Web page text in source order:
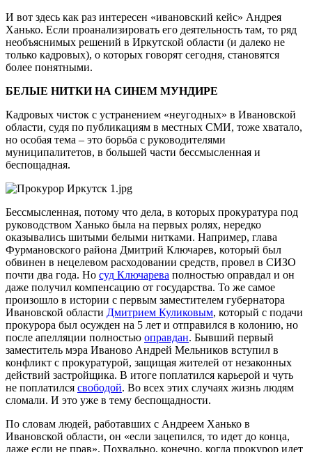
И вот здесь как раз интересен «ивановский кейс» Андрея
Ханько. Если проанализировать его деятельность там, то ряд
необъяснимых решений в Иркутской области (и далеко не
только кадровых), о которых говорят сегодня, становятся
более понятными.
БЕЛЫЕ НИТКИ НА СИНЕМ МУНДИРЕ
Кадровых чисток с устранением «неугодных» в Ивановской
области, судя по публикациям в местных СМИ, тоже хватало,
но особая тема – это борьба с руководителями
муниципалитетов, в большей части бессмысленная и
беспощадная.
Бессмысленная, потому что дела, в которых прокуратура под
руководством Ханько была на первых ролях, нередко
оказывались шитыми белыми нитками. Например, глава
Фурмановского района Дмитрий Ключарев, который был
обвинен в нецелевом расходовании средств, провел в СИЗО
почти два года. Но суд Ключарева полностью оправдал и он
даже получил компенсацию от государства. То же самое
произошло в истории с первым заместителем губернатора
Ивановской области Дмитрием Куликовым, который с подачи
прокурора был осужден на 5 лет и отправился в колонию, но
после апелляции полностью оправдан. Бывший первый
заместитель мэра Иваново Андрей Мельников вступил в
конфликт с прокуратурой, защищая жителей от незаконных
действий застройщика. В итоге поплатился карьерой и чуть
не поплатился свободой. Во всех этих случаях жизнь людям
сломали. И это уже в тему беспощадности.
По словам людей, работавших с Андреем Ханько в
Ивановской области, он «если зацепился, то идет до конца,
даже если не прав». Похвально, конечно, когда прокурор идет